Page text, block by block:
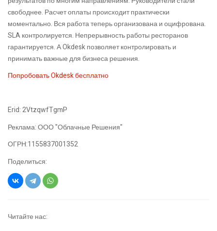
свободнее. Расчет оплаты происходит практически
моментально. Вся работа теперь организована и оцифрована.
SLA контролируется. Непрерывность работы ресторанов
гарантируется. А Okdesk позволяет контролировать и
принимать важные для бизнеса решения.
Попробовать Okdesk бесплатно
Erid: 2VtzqwfTgmP
Реклама: ООО "Облачные Решения"
ОГРН:1155837001352
Поделиться:
Читайте нас: